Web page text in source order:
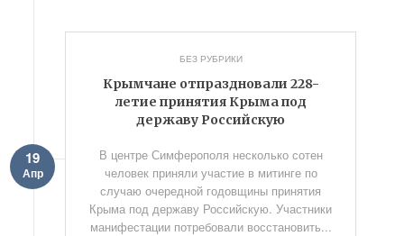
БЕЗ РУБРИКИ
Крымчане отпраздновали 228-
летие принятия Крыма под
державу Российскую
19
Апр
В центре Симферополя несколько сотен
человек приняли участие в митинге по
случаю очередной годовщины принятия
Крыма под державу Российскую. Участники
манифестации потребовали восстановить...